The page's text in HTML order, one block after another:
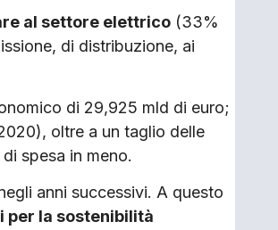
al settore elettrico (33%
di distribuzione, ai
di 29,925 mld di euro;
oltre a un taglio delle
spesa in meno.
anni successivi. A questo
la sostenibilità